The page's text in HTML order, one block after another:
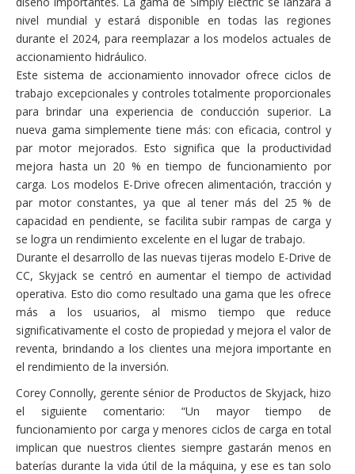
nivel mundial y estará disponible en todas las regiones
durante el 2024, para reemplazar a los modelos actuales de
accionamiento hidráulico.
Este sistema de accionamiento innovador ofrece ciclos de
trabajo excepcionales y controles totalmente proporcionales
para brindar una experiencia de conducción superior. La
nueva gama simplemente tiene más: con eficacia, control y
par motor mejorados. Esto significa que la productividad
mejora hasta un 20 % en tiempo de funcionamiento por
carga. Los modelos E-Drive ofrecen alimentación, tracción y
par motor constantes, ya que al tener más del 25 % de
capacidad en pendiente, se facilita subir rampas de carga y
se logra un rendimiento excelente en el lugar de trabajo.
Durante el desarrollo de las nuevas tijeras modelo E-Drive de
CC, Skyjack se centró en aumentar el tiempo de actividad
operativa. Esto dio como resultado una gama que les ofrece
más a los usuarios, al mismo tiempo que reduce
significativamente el costo de propiedad y mejora el valor de
reventa, brindando a los clientes una mejora importante en
el rendimiento de la inversión.
Corey Connolly, gerente sénior de Productos de Skyjack, hizo
el siguiente comentario: “Un mayor tiempo de
funcionamiento por carga y menores ciclos de carga en total
implican que nuestros clientes siempre gastarán menos en
baterías durante la vida útil de la máquina, y ese es tan solo